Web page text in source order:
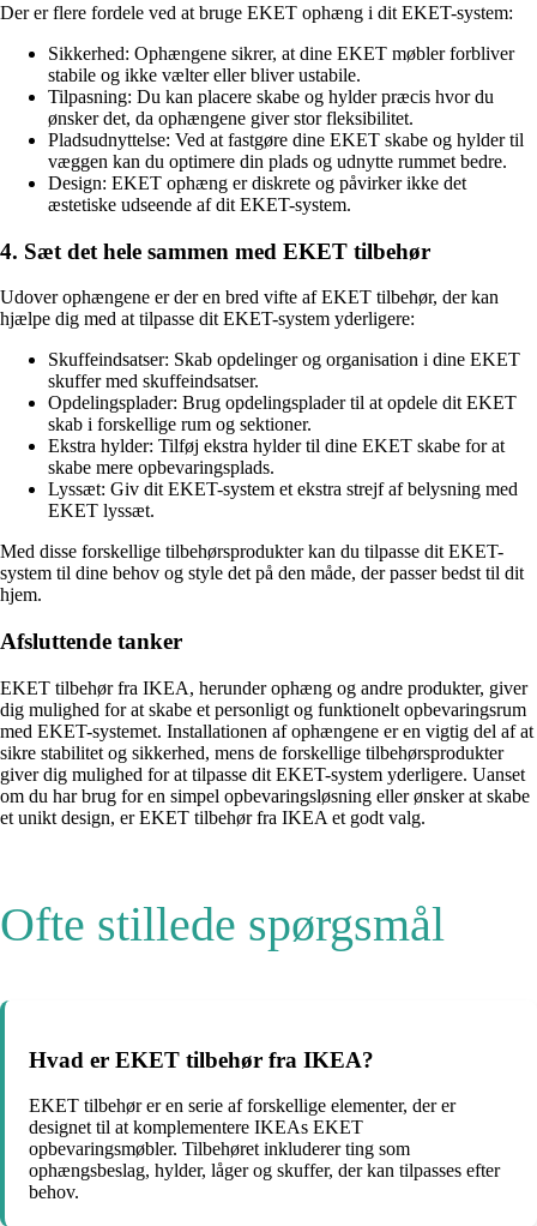
Der er flere fordele ved at bruge EKET ophæng i dit EKET-system:
Sikkerhed: Ophængene sikrer, at dine EKET møbler forbliver
stabile og ikke vælter eller bliver ustabile.
Tilpasning: Du kan placere skabe og hylder præcis hvor du
ønsker det, da ophængene giver stor fleksibilitet.
Pladsudnyttelse: Ved at fastgøre dine EKET skabe og hylder til
væggen kan du optimere din plads og udnytte rummet bedre.
Design: EKET ophæng er diskrete og påvirker ikke det
æstetiske udseende af dit EKET-system.
4. Sæt det hele sammen med EKET tilbehør
Udover ophængene er der en bred vifte af EKET tilbehør, der kan
hjælpe dig med at tilpasse dit EKET-system yderligere:
Skuffeindsatser: Skab opdelinger og organisation i dine EKET
skuffer med skuffeindsatser.
Opdelingsplader: Brug opdelingsplader til at opdele dit EKET
skab i forskellige rum og sektioner.
Ekstra hylder: Tilføj ekstra hylder til dine EKET skabe for at
skabe mere opbevaringsplads.
Lyssæt: Giv dit EKET-system et ekstra strejf af belysning med
EKET lyssæt.
Med disse forskellige tilbehørsprodukter kan du tilpasse dit EKET-
system til dine behov og style det på den måde, der passer bedst til dit
hjem.
Afsluttende tanker
EKET tilbehør fra IKEA, herunder ophæng og andre produkter, giver
dig mulighed for at skabe et personligt og funktionelt opbevaringsrum
med EKET-systemet. Installationen af ophængene er en vigtig del af at
sikre stabilitet og sikkerhed, mens de forskellige tilbehørsprodukter
giver dig mulighed for at tilpasse dit EKET-system yderligere. Uanset
om du har brug for en simpel opbevaringsløsning eller ønsker at skabe
et unikt design, er EKET tilbehør fra IKEA et godt valg.
Ofte stillede spørgsmål
Hvad er EKET tilbehør fra IKEA?
EKET tilbehør er en serie af forskellige elementer, der er
designet til at komplementere IKEAs EKET
opbevaringsmøbler. Tilbehøret inkluderer ting som
ophængsbeslag, hylder, låger og skuffer, der kan tilpasses efter
behov.